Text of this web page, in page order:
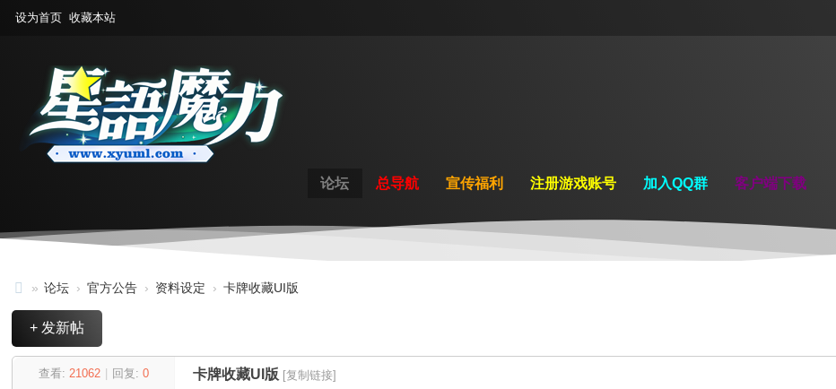
设为首页 收藏本站
论坛 总导航 宣传福利 注册游戏账号 加入QQ群 客户端下载
星
语
» 论坛 › 官方公告 › 资料设定 › 卡牌收藏UI版
+ 发新帖
查看: 21062 回复: 0 卡牌收藏UI版 [复制链接]